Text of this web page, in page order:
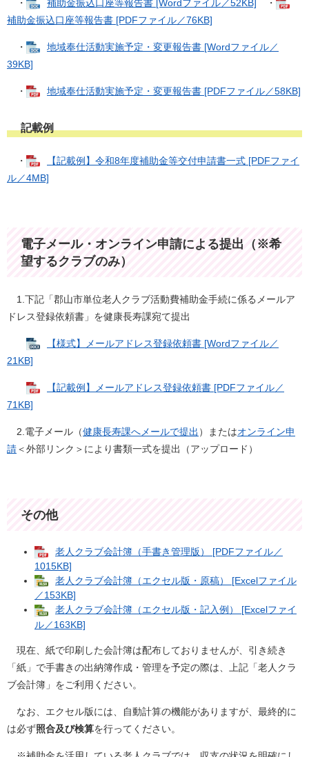
・ 補助金振込口座等報告書 [Wordファイル／52KB]
・
補助金振込口座等報告書 [PDFファイル／76KB]
・
地域奉仕活動実施予定・変更報告書 [Wordファイル／
39KB]
・ 地域奉仕活動実施予定・変更報告書 [PDFファイル／58KB]
記載例
・
【記載例】令和8年度補助金等交付申請書一式 [PDFファイ
ル／4MB]
電子メール・オンライン申請による提出（※希
望するクラブのみ）
1.下記「郡山市単位老人クラブ活動費補助金手続に係るメールア
ドレス登録依頼書」を健康長寿課宛て提出
【様式】メールアドレス登録依頼書 [Wordファイル／
21KB]
【記載例】メールアドレス登録依頼書 [PDFファイル／
71KB]
2.電子メール（健康長寿課へメールで提出 ）またはオンライン申
請＜外部リンク＞ により書類一式を提出（アップロード）
その他
老人クラブ会計簿（手書き管理版） [PDFファイル／
1015KB]
老人クラブ会計簿（エクセル版・原稿） [Excelファイル
／153KB]
老人クラブ会計簿（エクセル版・記入例） [Excelファイ
ル／163KB]
現在、紙で印刷した会計簿は配布しておりませんが、引き続き
「紙」で手書きの出納簿作成・管理を予定の際は、上記「老人クラ
ブ会計簿」をご利用ください。
なお、エクセル版には、自動計算の機能がありますが、最終的に
は必ず照合及び検算を行ってください。